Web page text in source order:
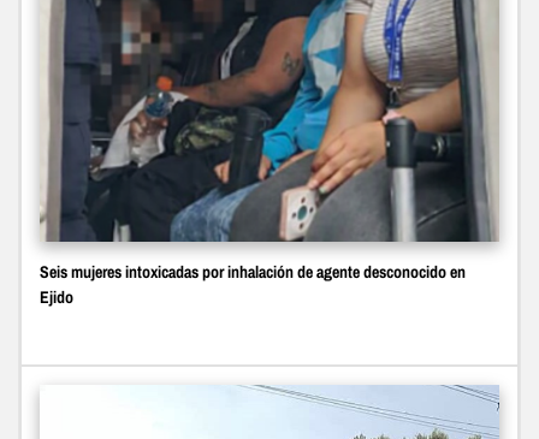
Seis mujeres intoxicadas por inhalación de agente desconocido en
Ejido